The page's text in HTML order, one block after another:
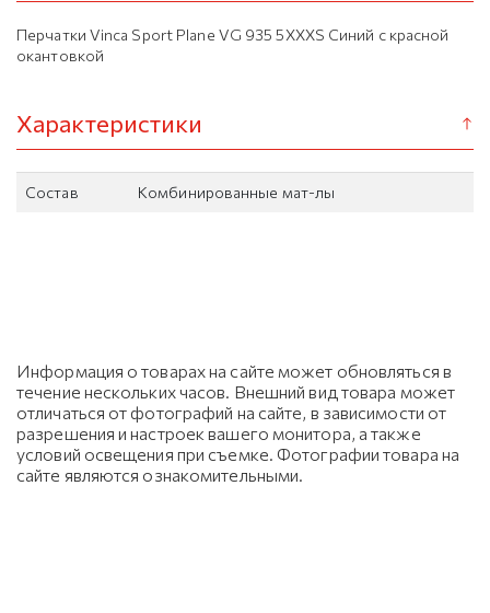
Перчатки Vinca Sport Plane VG 935 5XXXS Синий с красной
окантовкой
Характеристики
Состав Комбинированные мат-лы
Информация о товарах на сайте может обновляться в
течение нескольких часов. Внешний вид товара может
отличаться от фотографий на сайте, в зависимости от
разрешения и настроек вашего монитора, а также
условий освещения при съемке. Фотографии товара на
сайте являются ознакомительными.